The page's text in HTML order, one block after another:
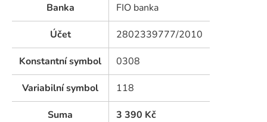
Banka FIO banka
Účet 2802339777/2010
Konstantní symbol 0308
Variabilní symbol 118
Suma 3 390 Kč